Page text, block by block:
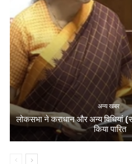
अन्य खबर
लोकसभा ने कराधान और अन्य
किया पारित